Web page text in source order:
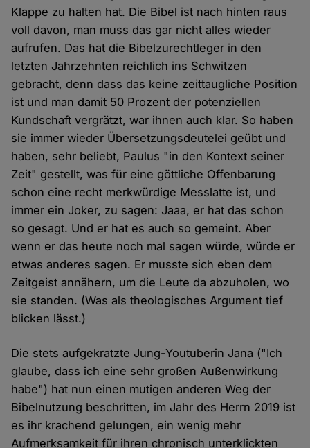
Klappe zu halten hat. Die Bibel ist nach hinten raus
voll davon, man muss das gar nicht alles wieder
aufrufen. Das hat die Bibelzurechtleger in den
letzten Jahrzehnten reichlich ins Schwitzen
gebracht, denn dass das keine zeittaugliche Position
ist und man damit 50 Prozent der potenziellen
Kundschaft vergrätzt, war ihnen auch klar. So haben
sie immer wieder Übersetzungsdeutelei geübt und
haben, sehr beliebt, Paulus "in den Kontext seiner
Zeit" gestellt, was für eine göttliche Offenbarung
schon eine recht merkwürdige Messlatte ist, und
immer ein Joker, zu sagen: Jaaa, er hat das schon
so gesagt. Und er hat es auch so gemeint. Aber
wenn er das heute noch mal sagen würde, würde er
etwas anderes sagen. Er musste sich eben dem
Zeitgeist annähern, um die Leute da abzuholen, wo
sie standen. (Was als theologisches Argument tief
blicken lässt.)
Die stets aufgekratzte Jung-Youtuberin Jana ("Ich
glaube, dass ich eine sehr großen Außenwirkung
habe") hat nun einen mutigen anderen Weg der
Bibelnutzung beschritten, im Jahr des Herrn 2019 ist
es ihr krachend gelungen, ein wenig mehr
Aufmerksamkeit für ihren chronisch unterklickten